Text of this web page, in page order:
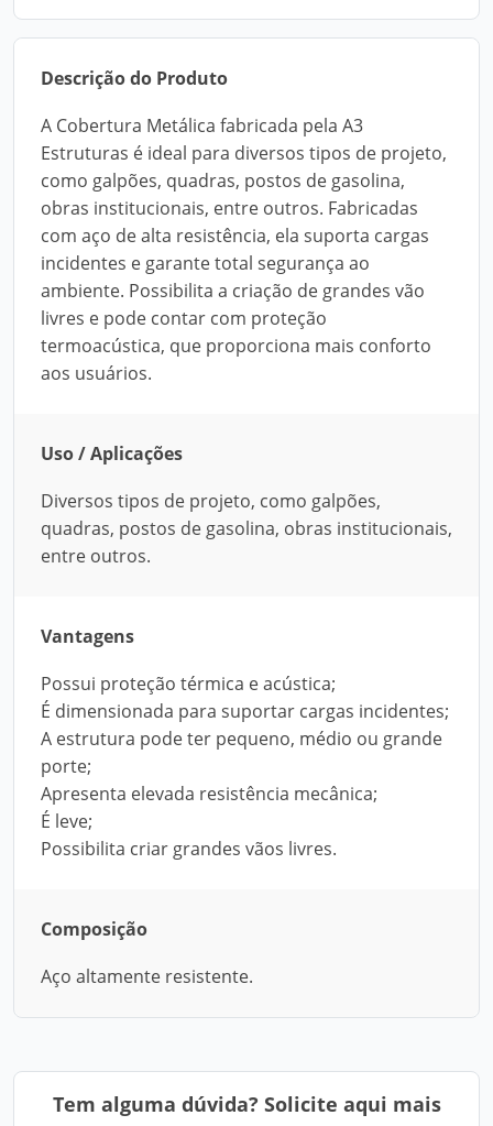
Descrição do Produto
A Cobertura Metálica fabricada pela A3
Estruturas é ideal para diversos tipos de projeto,
como galpões, quadras, postos de gasolina,
obras institucionais, entre outros. Fabricadas
com aço de alta resistência, ela suporta cargas
incidentes e garante total segurança ao
ambiente. Possibilita a criação de grandes vão
livres e pode contar com proteção
termoacústica, que proporciona mais conforto
aos usuários.
Uso / Aplicações
Diversos tipos de projeto, como galpões,
quadras, postos de gasolina, obras institucionais,
entre outros.
Vantagens
Possui proteção térmica e acústica;
É dimensionada para suportar cargas incidentes;
A estrutura pode ter pequeno, médio ou grande
porte;
Apresenta elevada resistência mecânica;
É leve;
Possibilita criar grandes vãos livres.
Composição
Aço altamente resistente.
Tem alguma dúvida? Solicite aqui mais